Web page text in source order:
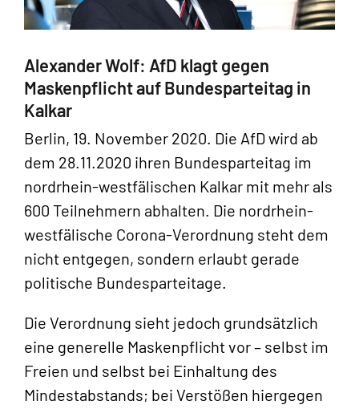
Alexander Wolf: AfD klagt gegen
Maskenpflicht auf Bundesparteitag in
Kalkar
Berlin, 19. November 2020. Die AfD wird ab
dem 28.11.2020 ihren Bundesparteitag im
nordrhein-westfälischen Kalkar mit mehr als
600 Teilnehmern abhalten. Die nordrhein-
westfälische Corona-Verordnung steht dem
nicht entgegen, sondern erlaubt gerade
politische Bundesparteitage.
Die Verordnung sieht jedoch grundsätzlich
eine generelle Maskenpflicht vor – selbst im
Freien und selbst bei Einhaltung des
Mindestabstands; bei Verstößen hiergegen